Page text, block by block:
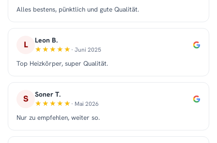
Alles bestens, pünktlich und gute Qualität.
L Leon B.
· Juni 2025
Top Heizkörper, super Qualität.
S Soner T.
· Mai 2026
Nur zu empfehlen, weiter so.